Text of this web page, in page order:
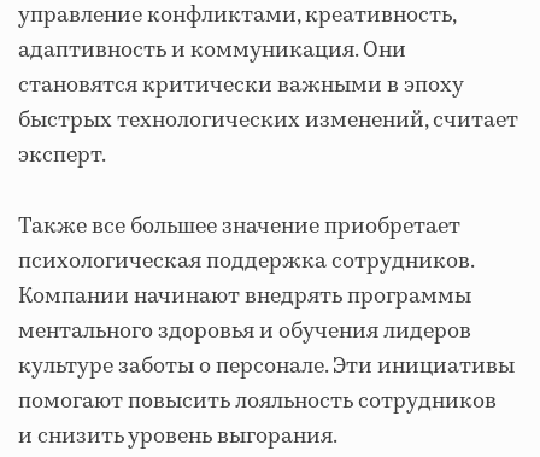
управление конфликтами, креативность,
адаптивность и коммуникация. Они
становятся критически важными в эпоху
быстрых технологических изменений, считает
эксперт.
Также все большее значение приобретает
психологическая поддержка сотрудников.
Компании начинают внедрять программы
ментального здоровья и обучения лидеров
культуре заботы о персонале. Эти инициативы
помогают повысить лояльность сотрудников
и снизить уровень выгорания.